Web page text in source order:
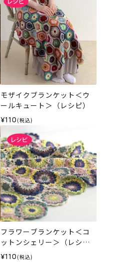
モザイクブランケット＜ウ
ールキュート＞（レシピ）
¥110 (税込)
フラワーブランケット＜コ
ットンシェリー＞（レシ
ピ）
¥110 (税込)